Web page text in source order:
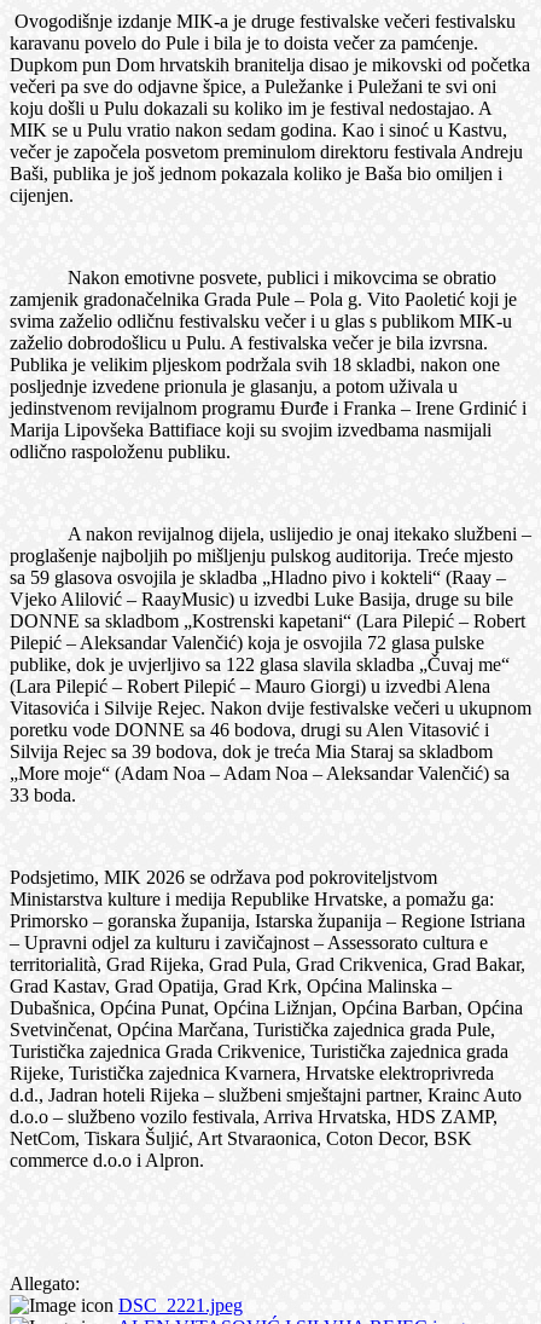
Ovogodišnje izdanje MIK-a je druge festivalske večeri festivalsku
karavanu povelo do Pule i bila je to doista večer za pamćenje.
Dupkom pun Dom hrvatskih branitelja disao je mikovski od početka
večeri pa sve do odjavne špice, a Puležanke i Puležani te svi oni
koju došli u Pulu dokazali su koliko im je festival nedostajao. A
MIK se u Pulu vratio nakon sedam godina. Kao i sinoć u Kastvu,
večer je započela posvetom preminulom direktoru festivala Andreju
Baši, publika je još jednom pokazala koliko je Baša bio omiljen i
cijenjen.
Nakon emotivne posvete, publici i mikovcima se obratio
zamjenik gradonačelnika Grada Pule – Pola g. Vito Paoletić koji je
svima zaželio odličnu festivalsku večer i u glas s publikom MIK-u
zaželio dobrodošlicu u Pulu. A festivalska večer je bila izvrsna.
Publika je velikim pljeskom podržala svih 18 skladbi, nakon one
posljednje izvedene prionula je glasanju, a potom uživala u
jedinstvenom revijalnom programu Đurđe i Franka – Irene Grdinić i
Marija Lipovšeka Battifiace koji su svojim izvedbama nasmijali
odlično raspoloženu publiku.
A nakon revijalnog dijela, uslijedio je onaj itekako službeni –
proglašenje najboljih po mišljenju pulskog auditorija. Treće mjesto
sa 59 glasova osvojila je skladba „Hladno pivo i kokteli“ (Raay –
Vjeko Alilović – RaayMusic) u izvedbi Luke Basija, druge su bile
DONNE sa skladbom „Kostrenski kapetani“ (Lara Pilepić – Robert
Pilepić – Aleksandar Valenčić) koja je osvojila 72 glasa pulske
publike, dok je uvjerljivo sa 122 glasa slavila skladba „Čuvaj me“
(Lara Pilepić – Robert Pilepić – Mauro Giorgi) u izvedbi Alena
Vitasovića i Silvije Rejec. Nakon dvije festivalske večeri u ukupnom
poretku vode DONNE sa 46 bodova, drugi su Alen Vitasović i
Silvija Rejec sa 39 bodova, dok je treća Mia Staraj sa skladbom
„More moje“ (Adam Noa – Adam Noa – Aleksandar Valenčić) sa
33 boda.
Podsjetimo, MIK 2026 se održava pod pokroviteljstvom
Ministarstva kulture i medija Republike Hrvatske, a pomažu ga:
Primorsko – goranska županija, Istarska županija – Regione Istriana
– Upravni odjel za kulturu i zavičajnost – Assessorato cultura e
territorialità, Grad Rijeka, Grad Pula, Grad Crikvenica, Grad Bakar,
Grad Kastav, Grad Opatija, Grad Krk, Općina Malinska –
Dubašnica, Općina Punat, Općina Ližnjan, Općina Barban, Općina
Svetvinčenat, Općina Marčana, Turistička zajednica grada Pule,
Turistička zajednica Grada Crikvenice, Turistička zajednica grada
Rijeke, Turistička zajednica Kvarnera, Hrvatske elektroprivreda
d.d., Jadran hoteli Rijeka – službeni smještajni partner, Krainc Auto
d.o.o – službeno vozilo festivala, Arriva Hrvatska, HDS ZAMP,
NetCom, Tiskara Šuljić, Art Stvaraonica, Coton Decor, BSK
commerce d.o.o i Alpron.
Allegato:
DSC_2221.jpeg